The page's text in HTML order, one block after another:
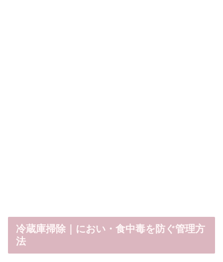
冷蔵庫掃除｜におい・食中毒を防ぐ管理方
法